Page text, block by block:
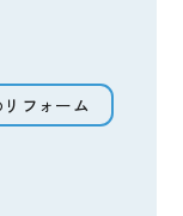
リフォーム
リフォーム